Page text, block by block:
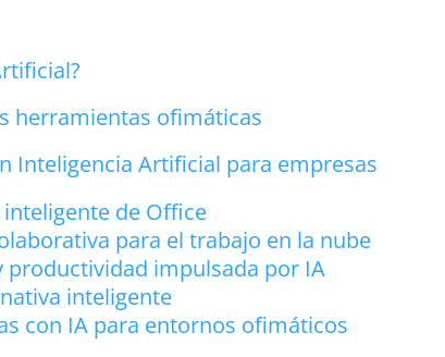
herramientas ofimáticas
Inteligencia Artificial para empresas
de Office
para el trabajo en la nube
productividad impulsada por IA
inteligente
con IA para entornos ofimáticos